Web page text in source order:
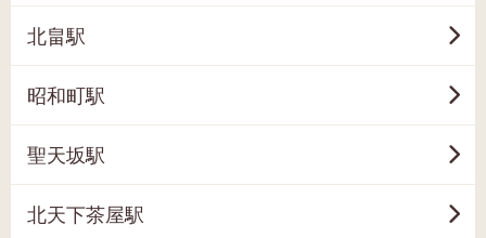
北畠駅
昭和町駅
聖天坂駅
北天下茶屋駅